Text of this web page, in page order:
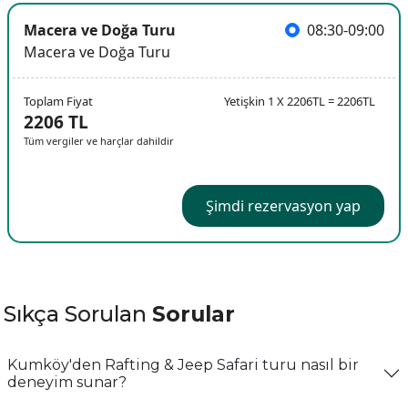
Macera ve Doğa Turu
Macera ve Doğa Turu
08:30-09:00
Toplam Fiyat
2206 TL
Tüm vergiler ve harçlar dahildir
Yetişkin 1 X 2206TL = 2206TL
Şimdi rezervasyon yap
Sıkça Sorulan Sorular
Kumköy'den Rafting & Jeep Safari turu nasıl bir
deneyim sunar?